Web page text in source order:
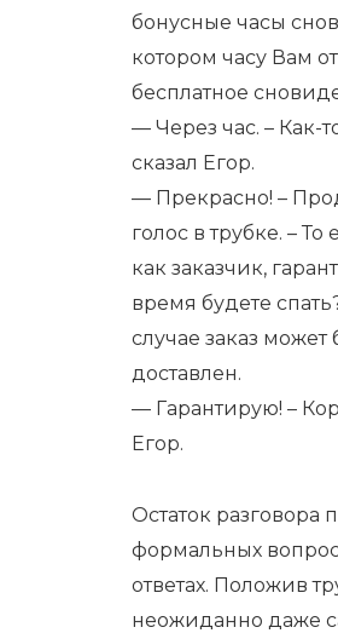
бонусные часы
котором часу Вам
бесплатное
— Через час. – Как-
сказал Егор.
— Прекрасно! –
голос в трубке. – То
как заказчик,
время будете
случае заказ может
доставлен.
— Гарантирую! –
Егор.
Остаток разговора
формальных
ответах. Положив
неожиданно даже